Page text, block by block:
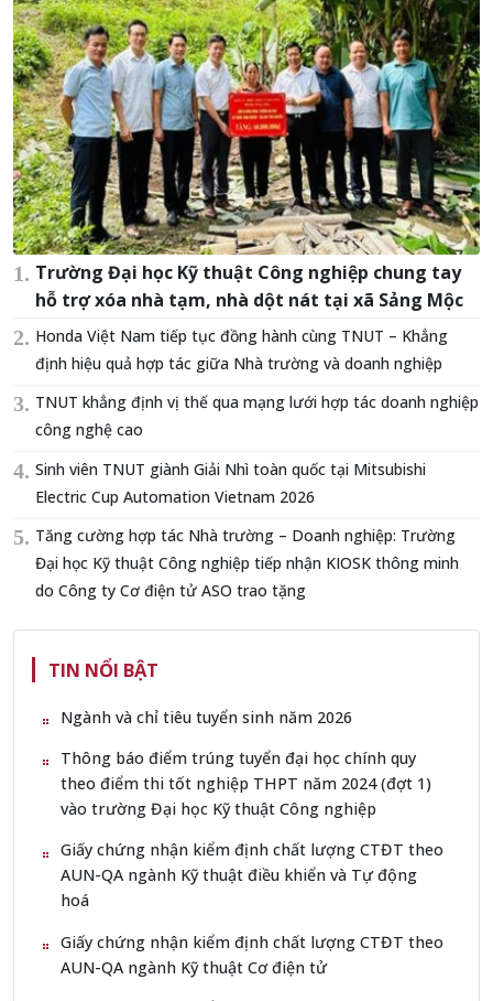
Trường Đại học Kỹ thuật Công nghiệp chung tay
hỗ trợ xóa nhà tạm, nhà dột nát tại xã Sảng Mộc
Honda Việt Nam tiếp tục đồng hành cùng TNUT – Khẳng
định hiệu quả hợp tác giữa Nhà trường và doanh nghiệp
TNUT khẳng định vị thế qua mạng lưới hợp tác doanh nghiệp
công nghệ cao
Sinh viên TNUT giành Giải Nhì toàn quốc tại Mitsubishi
Electric Cup Automation Vietnam 2026
Tăng cường hợp tác Nhà trường – Doanh nghiệp: Trường
Đại học Kỹ thuật Công nghiệp tiếp nhận KIOSK thông minh
do Công ty Cơ điện tử ASO trao tặng
TIN NỔI BẬT
Ngành và chỉ tiêu tuyển sinh năm 2026
Thông báo điểm trúng tuyển đại học chính quy
theo điểm thi tốt nghiệp THPT năm 2024 (đợt 1)
vào trường Đại học Kỹ thuật Công nghiệp
Giấy chứng nhận kiểm định chất lượng CTĐT theo
AUN-QA ngành Kỹ thuật điều khiển và Tự động
hoá
Giấy chứng nhận kiểm định chất lượng CTĐT theo
AUN-QA ngành Kỹ thuật Cơ điện tử